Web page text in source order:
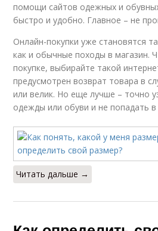
помощи сайтов одежных и
быстро и удобно. Главное – не
Онлайн-покупки уже становятся
как и обычные походы в магазин.
покупке, выбирайте такой
предусмотрен возврат товара в
или велик. Но еще лучше – точно
одежды или обуви и не попадать
Читать дальше →